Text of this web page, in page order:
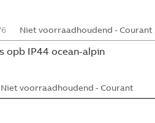
Niet voorraadhoudend - Courant
opb IP44 ocean-alpin
Niet voorraadhoudend - Courant